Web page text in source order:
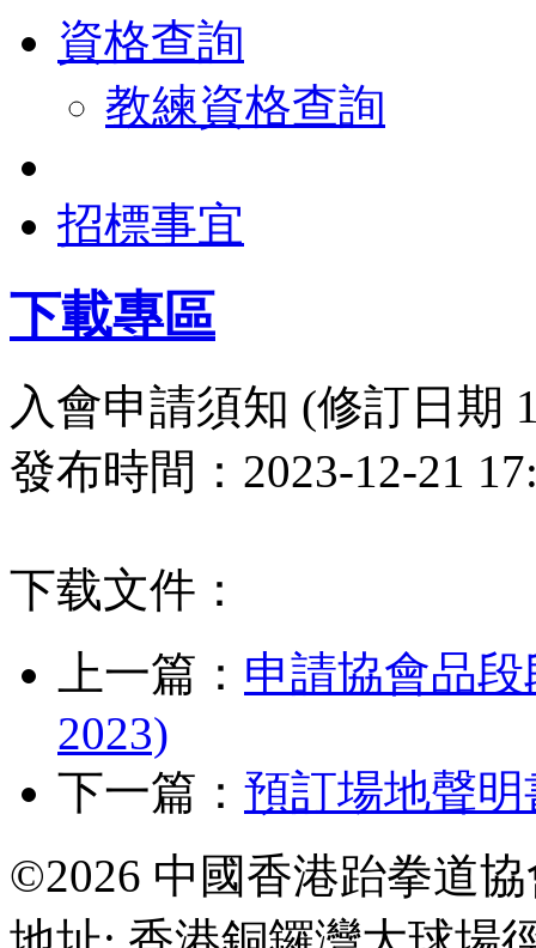
資格查詢
教練資格查詢
招標事宜
下載專區
入會申請須知 (修訂日期
發布時間：2023-12-21
下载文件：
上一篇： 申請協會品
2023)
下一篇： 預訂場地聲明
©2026 中國香港跆拳道